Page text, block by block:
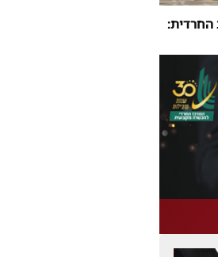
החרדית: